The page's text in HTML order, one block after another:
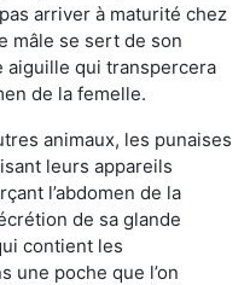
arriver à maturité chez
mâle se sert de son
aiguille qui transpercera
de la femelle.
animaux, les punaises
leurs appareils
l’abdomen de la
de sa glande
contient les
une poche que l’on